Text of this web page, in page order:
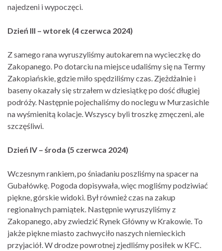
najedzeni i wypoczęci.
Dzień III – wtorek (4 czerwca 2024)
Z samego rana wyruszyliśmy autokarem na wycieczkę do
Zakopanego. Po dotarciu na miejsce udaliśmy się na Termy
Zakopiańskie, gdzie miło spędziliśmy czas. Zjeżdżalnie i
baseny okazały się strzałem w dziesiątkę po dość długiej
podróży. Następnie pojechaliśmy do noclegu w Murzasichle
na wyśmienitą kolacje. Wszyscy byli troszkę zmęczeni, ale
szczęśliwi.
Dzień IV – środa (5 czerwca 2024)
Wczesnym rankiem, po śniadaniu poszliśmy na spacer na
Gubałówkę. Pogoda dopisywała, więc mogliśmy podziwiać
piękne, górskie widoki. Był również czas na zakup
regionalnych pamiątek. Następnie wyruszyliśmy z
Zakopanego, aby zwiedzić Rynek Główny w Krakowie. To
jakże piękne miasto zachwyciło naszych niemieckich
przyjaciół. W drodze powrotnej zjedliśmy posiłek w KFC.